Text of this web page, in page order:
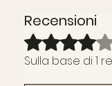
Recensioni
Valutazione 4
Sulla base di 1